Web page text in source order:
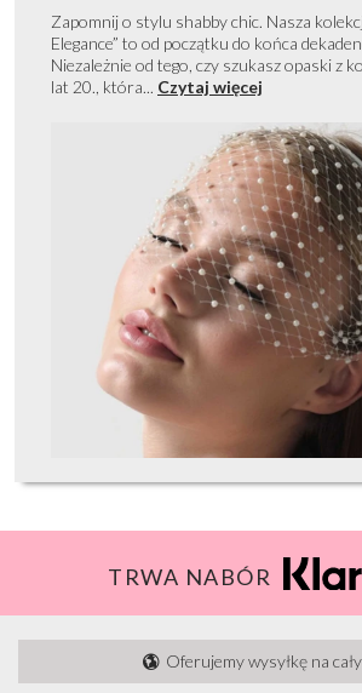
Zapomnij o stylu shabby chic. Nasza
Elegance” to od początku do końca
Niezależnie od tego, czy szukasz opaski z
lat 20., która... Czytaj więcej
TRWA NABÓR
Oferujemy wysyłkę na